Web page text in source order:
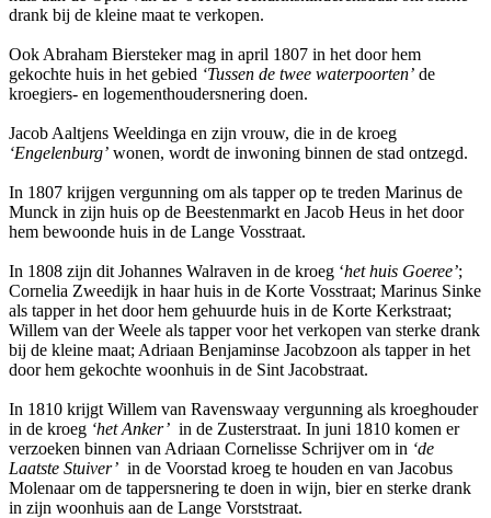
drank bij de kleine maat te verkopen.
Ook Abraham Biersteker mag in april 1807 in het door hem
gekochte huis in het gebied ‘Tussen de twee waterpoorten’ de
kroegiers- en logementhoudersnering doen.
Jacob Aaltjens Weeldinga en zijn vrouw, die in de kroeg
‘Engelenburg’ wonen, wordt de inwoning binnen de stad ontzegd.
In 1807 krijgen vergunning om als tapper op te treden Marinus de
Munck in zijn huis op de Beestenmarkt en Jacob Heus in het door
hem bewoonde huis in de Lange Vosstraat.
In 1808 zijn dit Johannes Walraven in de kroeg ‘het huis Goeree’;
Cornelia Zweedijk in haar huis in de Korte Vosstraat; Marinus Sinke
als tapper in het door hem gehuurde huis in de Korte Kerkstraat;
Willem van der Weele als tapper voor het verkopen van sterke drank
bij de kleine maat; Adriaan Benjaminse Jacobzoon als tapper in het
door hem gekochte woonhuis in de Sint Jacobstraat.
In 1810 krijgt Willem van Ravenswaay vergunning als kroeghouder
in de kroeg ‘het Anker’ in de Zusterstraat. In juni 1810 komen er
verzoeken binnen van Adriaan Cornelisse Schrijver om in ‘de
Laatste Stuiver’ in de Voorstad kroeg te houden en van Jacobus
Molenaar om de tappersnering te doen in wijn, bier en sterke drank
in zijn woonhuis aan de Lange Vorststraat.